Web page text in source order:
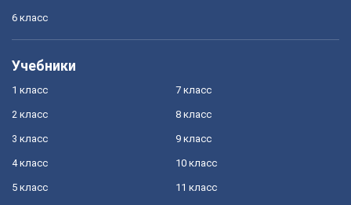
6 класс
Учебники
1 класс
2 класс
3 класс
4 класс
5 класс
7 класс
8 класс
9 класс
10 класс
11 класс